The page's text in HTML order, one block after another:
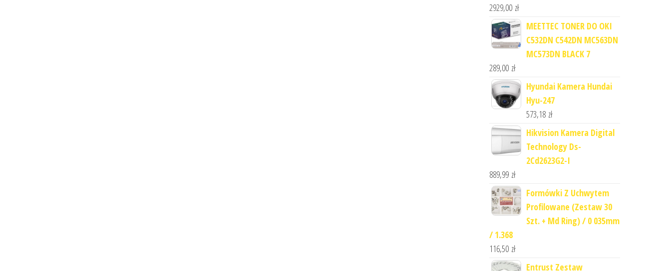
2929,00 zł
MEETTEC TONER DO OKI
C532DN C542DN MC563DN
MC573DN BLACK 7
289,00 zł
Hyundai Kamera Hundai
Hyu-247
573,18 zł
Hikvision Kamera Digital
Technology Ds-
2Cd2623G2-I
889,99 zł
Formówki Z Uchwytem
Profilowane (Zestaw 30
Szt. + Md Ring) / 0 035mm
/ 1.368
116,50 zł
Entrust Zestaw